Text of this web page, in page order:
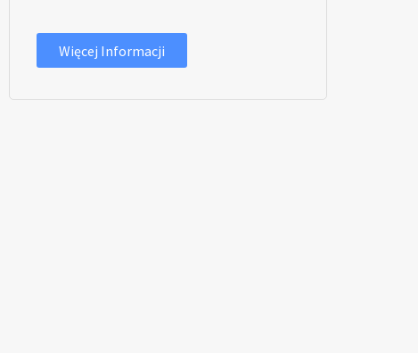
Więcej Informacji